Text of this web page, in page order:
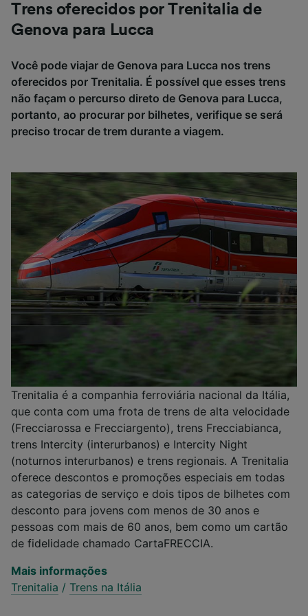
Trens oferecidos por Trenitalia de
Genova para Lucca
Você pode viajar de Genova para Lucca nos trens
oferecidos por Trenitalia. É possível que esses trens
não façam o percurso direto de Genova para Lucca,
portanto, ao procurar por bilhetes, verifique se será
preciso trocar de trem durante a viagem.
Trenitalia é a companhia ferroviária nacional da Itália,
que conta com uma frota de trens de alta velocidade
(Frecciarossa e Frecciargento), trens Frecciabianca,
trens Intercity (interurbanos) e Intercity Night
(noturnos interurbanos) e trens regionais. A Trenitalia
oferece descontos e promoções especiais em todas
as categorias de serviço e dois tipos de bilhetes com
desconto para jovens com menos de 30 anos e
pessoas com mais de 60 anos, bem como um cartão
de fidelidade chamado CartaFRECCIA.
Mais informações
Trenitalia / Trens na Itália